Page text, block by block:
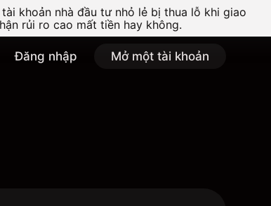
tài khoản nhà đầu tư nhỏ lẻ bị thua lỗ khi giao
rủi ro cao mất tiền hay không.
Đăng nhập Mở một tài khoản